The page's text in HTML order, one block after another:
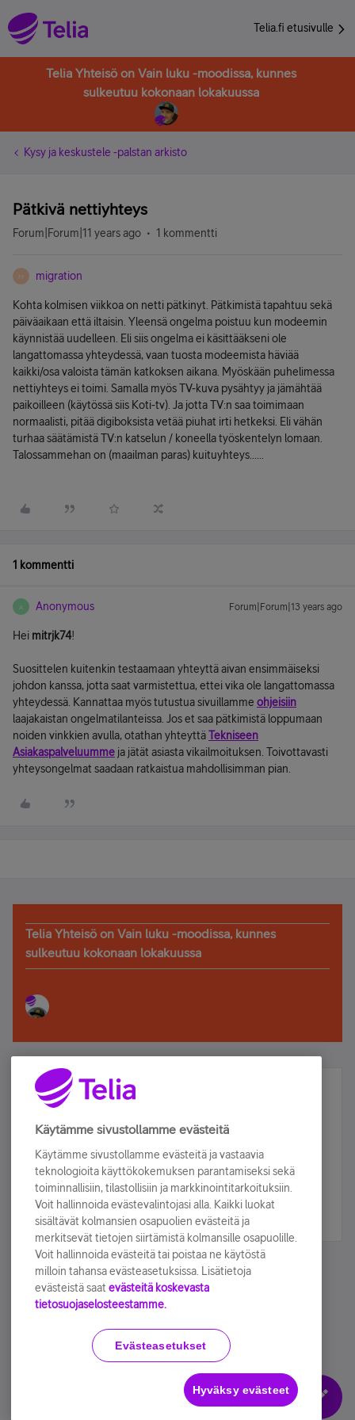
Telia.fi etusivulle
Telia Yhteisö on Vain luku -moodissa, kunnes
sulkeutuu kokonaan lokakuussa
Kysy ja keskustele -palstan arkisto
Pätkivä nettiyhteys
Forum|Forum|11 years ago 1 kommentti
M migration
Kohta kolmisen viikkoa on netti pätkinyt. Pätkimistä tapahtuu sekä
päiväaikaan että iltaisin. Yleensä ongelma poistuu kun modeemin
käynnistää uudelleen. Eli siis ongelma ei käsittääkseni ole
langattomassa yhteydessä, vaan tuosta modeemista häviää
kaikki/osa valoista tämän katkoksen aikana. Myöskään puhelimessa
nettiyhteys ei toimi. Samalla myös TV-kuva pysähtyy ja jämähtää
paikoilleen (käytössä siis Koti-tv). Ja jotta TV:n saa toimimaan
normaalisti, pitää digiboksista vetää piuhat irti hetkeksi. Eli vähän
turhaa säätämistä TV:n katselun / koneella työskentelyn lomaan.
Talossammehan on (maailman paras) kuituyhteys......
1 kommentti
A Anonymous Forum|Forum|13 years ago
Hei mitrjk74!
Suosittelen kuitenkin testaamaan yhteyttä aivan ensimmäiseksi
johdon kanssa, jotta saat varmistettua, ettei vika ole langattomassa
yhteydessä. Kannattaa myös tutustua sivuillamme ohjeisiin
laajakaistan ongelmatilanteissa. Jos et saa pätkimistä loppumaan
noiden vinkkien avulla, otathan yhteyttäTekniseen
Asiakaspalveluumme ja jätät asiasta vikailmoituksen. Toivottavasti
yhteysongelmat saadaan ratkaistua mahdollisimman pian.
Telia Yhteisö on Vain luku -moodissa, kunnes
sulkeutuu kokonaan lokakuussa
Älä jää paitsi – osallistu ja voita!
Tilaa Telian uutiskirje ja olet mukana arvonnassa.
sähköpostiisi.
Tilaa nyt
Käyttöehdot Accessibility statement
Evästeasetukset
Käytämme sivustollamme evästeitä
Käytämme sivustollamme evästeitä ja vastaavia
teknologioita käyttökokemuksen parantamiseksi sekä
toiminnallisiin, tilastollisiin ja markkinointitarkoituksiin.
Voit hallinnoida evästevalintojasi alla. Kaikki luokat
sisältävät kolmansien osapuolien evästeitä ja
merkitsevät tietojen siirtämistä kolmansille osapuolille.
Voit hallinnoida evästeitä tai poistaa ne käytöstä
milloin tahansa evästeasetuksissa. Lisätietoja
evästeistä saat evästeitä koskevasta
tietosuojaselosteestamme.
Evästeasetukset
Hyväksy evästeet